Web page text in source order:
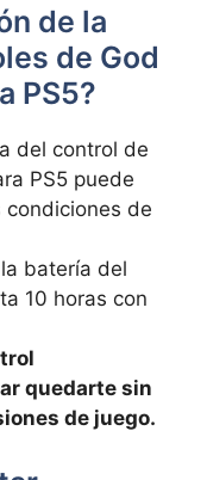
de la
de God
PS5?
del control de
PS5 puede
condiciones de
batería del
10 horas con
quedarte sin
de juego.